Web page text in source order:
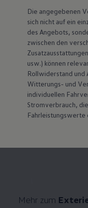
Mehr zum
Die angegebenen
sich nicht auf ein
des Angebots,
zwischen den
usw.) können
Rollwiderstand und
Witterungs- und
individuellen
Stromverbrauch,
Fahrleistungswerte